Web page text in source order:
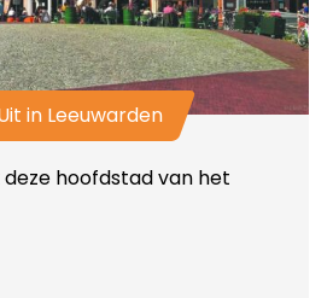
in Leeuwarden
hoofdstad van het